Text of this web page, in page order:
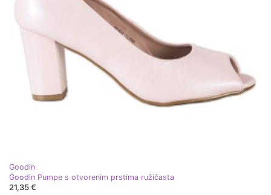
Goodin
Goodin Pumpe s otvorenim prstima ružičasta
21,35 €